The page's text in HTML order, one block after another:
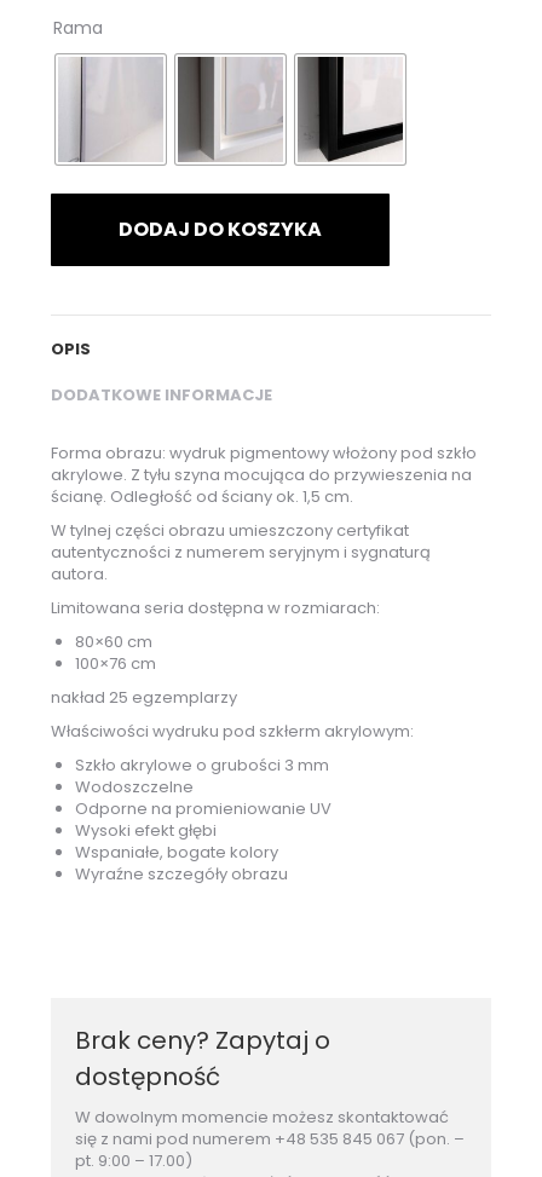
Rama
DODAJ DO KOSZYKA
OPIS
DODATKOWE INFORMACJE
Forma obrazu: wydruk pigmentowy włożony pod szkło
akrylowe. Z tyłu szyna mocująca do przywieszenia na
ścianę. Odległość od ściany ok. 1,5 cm.
W tylnej części obrazu umieszczony certyfikat
autentyczności z numerem seryjnym i sygnaturą
autora.
Limitowana seria dostępna w rozmiarach:
80×60 cm
100×76 cm
nakład 25 egzemplarzy
Właściwości wydruku pod szkłerm akrylowym:
Szkło akrylowe o grubości 3 mm
Wodoszczelne
Odporne na promieniowanie UV
Wysoki efekt głębi
Wspaniałe, bogate kolory
Wyraźne szczegóły obrazu
Brak ceny? Zapytaj o
dostępność
W dowolnym momencie możesz skontaktować
się z nami pod numerem +48 535 845 067 (pon. –
pt. 9:00 – 17.00)